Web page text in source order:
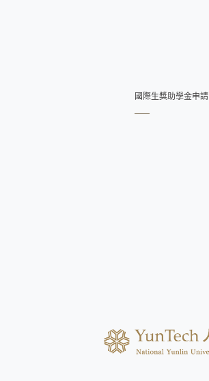
國際生獎助學金申請